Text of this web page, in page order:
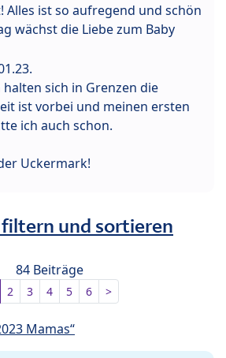
Alles ist so aufregend und schön
wächst die Liebe zum Baby
sich in Grenzen die
ist vorbei und meinen ersten
ich auch schon.
Uckermark!
und sortieren
84 Beiträge
2 3 4 5 6 >
Mamas“